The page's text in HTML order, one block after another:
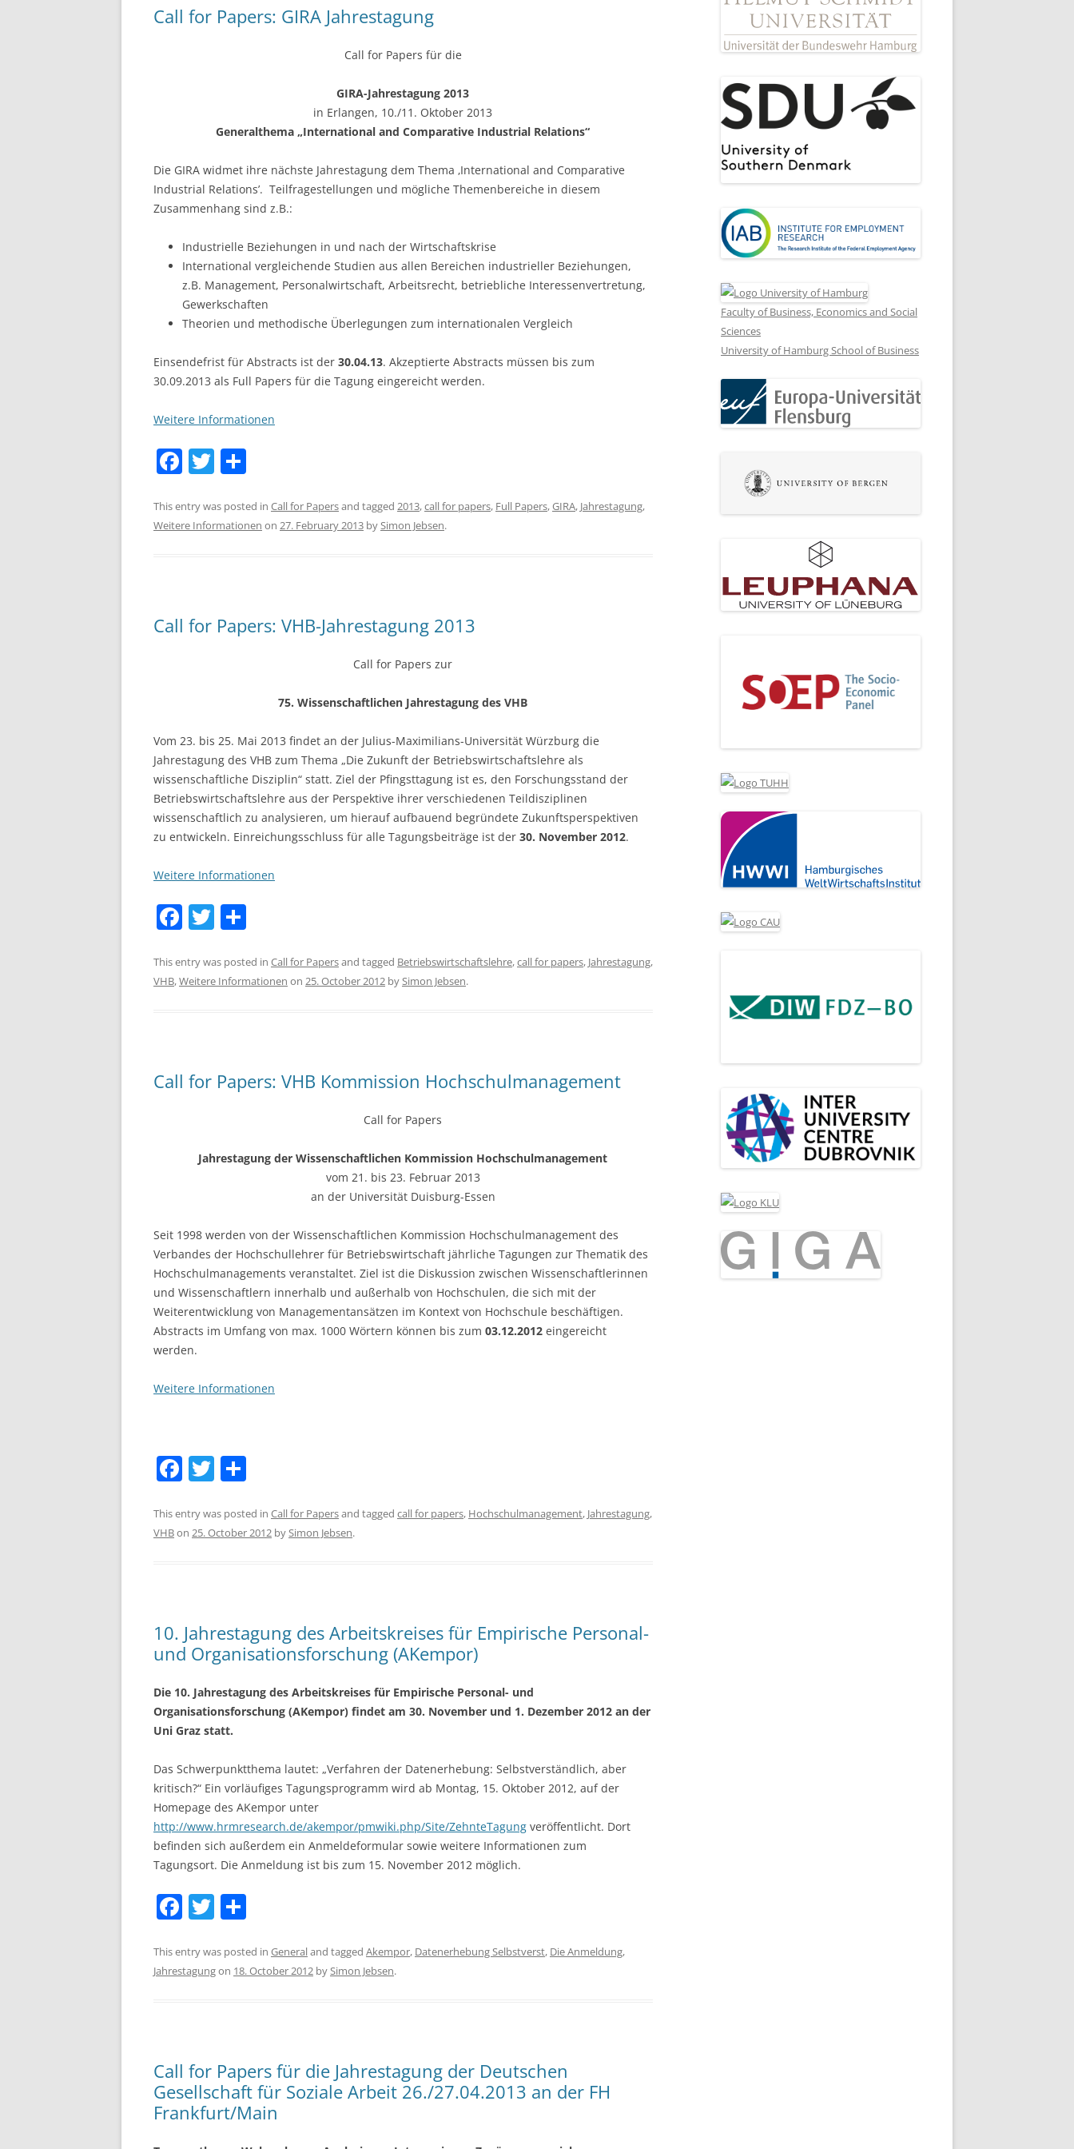
k
Call for Papers: GIRA Jahrestagung
Call for Papers für die
GIRA-Jahrestagung 2013
in Erlangen, 10./11. Oktober 2013
Generalthema „International and Comparative Industrial Relations“
Die GIRA widmet ihre nächste Jahrestagung dem Thema ‚International and Comparative
Industrial Relations’. Teilfragestellungen und mögliche Themenbereiche in diesem
Zusammenhang sind z.B.:
Industrielle Beziehungen in und nach der Wirtschaftskrise
International vergleichende Studien aus allen Bereichen industrieller Beziehungen,
z.B. Management, Personalwirtschaft, Arbeitsrecht, betriebliche Interessenvertretung,
Gewerkschaften
Theorien und methodische Überlegungen zum internationalen Vergleich
Einsendefrist für Abstracts ist der 30.04.13. Akzeptierte Abstracts müssen bis zum
30.09.2013 als Full Papers für die Tagung eingereicht werden.
Weitere Informationen
F
c
e
o
k
T
itt
er
ar
e
This entry was posted in Call for Papersand tagged 2013,call for papers, Full Papers,GIRA, Jahrestagung,
Weitere Informationen on 27. February 2013 bySimon Jebsen.
Call for Papers: VHB-Jahrestagung 2013
Call for Papers zur
75. Wissenschaftlichen Jahrestagung des VHB
Vom 23. bis 25. Mai 2013 findet an der Julius-Maximilians-Universität Würzburg die
Jahrestagung des VHB zum Thema „Die Zukunft der Betriebswirtschaftslehre als
wissenschaftliche Disziplin“ statt. Ziel der Pfingsttagung ist es, den Forschungsstand der
Betriebswirtschaftslehre aus der Perspektive ihrer verschiedenen Teildisziplinen
wissenschaftlich zu analysieren, um hierauf aufbauend begründete Zukunftsperspektiven
zu entwickeln. Einreichungsschluss für alle Tagungsbeiträge ist der 30. November 2012.
Weitere Informationen
F
c
e
o
k
T
itt
er
ar
e
This entry was posted in Call for Papersand tagged Betriebswirtschaftslehre,call for papers, Jahrestagung,
VHB,Weitere Informationen on 25. October 2012 bySimon Jebsen.
Call for Papers: VHB Kommission Hochschulmanagement
Call for Papers
Jahrestagung der Wissenschaftlichen Kommission Hochschulmanagement
vom 21. bis 23. Februar 2013
an der Universität Duisburg-Essen
Seit 1998 werden von der Wissenschaftlichen Kommission Hochschulmanagement des
Verbandes der Hochschullehrer für Betriebswirtschaft jährliche Tagungen zur Thematik des
Hochschulmanagements veranstaltet. Ziel ist die Diskussion zwischen Wissenschaftlerinnen
und Wissenschaftlern innerhalb und außerhalb von Hochschulen, die sich mit der
Weiterentwicklung von Managementansätzen im Kontext von Hochschule beschäftigen.
Abstracts im Umfang von max. 1000 Wörtern können bis zum 03.12.2012 eingereicht
werden.
Weitere Informationen
F
c
e
o
k
T
itt
er
ar
e
This entry was posted in Call for Papersand tagged call for papers, Hochschulmanagement, Jahrestagung,
VHBon 25. October 2012 bySimon Jebsen.
10. Jahrestagung des Arbeitskreises für Empirische Personal-
und Organisationsforschung (AKempor)
Die 10. Jahrestagung des Arbeitskreises für Empirische Personal- und
Organisationsforschung (AKempor) findet am 30. November und 1. Dezember 2012 an der
Uni Graz statt.
Das Schwerpunktthema lautet: „Verfahren der Datenerhebung: Selbstverständlich, aber
kritisch?“ Ein vorläufiges Tagungsprogramm wird ab Montag, 15. Oktober 2012, auf der
Homepage des AKempor unter
http://www.hrmresearch.de/akempor/pmwiki.php/Site/ZehnteTagung veröffentlicht. Dort
befinden sich außerdem ein Anmeldeformular sowie weitere Informationen zum
Tagungsort. Die Anmeldung ist bis zum 15. November 2012 möglich.
F
c
e
o
k
T
itt
er
ar
e
This entry was posted in Generaland tagged Akempor, Datenerhebung Selbstverst, Die Anmeldung,
Jahrestagungon 18. October 2012 bySimon Jebsen.
Call for Papers für die Jahrestagung der Deutschen
Gesellschaft für Soziale Arbeit 26./27.04.2013 an der FH
Frankfurt/Main
Faculty of Business, Economics and Social
Sciences
University of Hamburg School of Business